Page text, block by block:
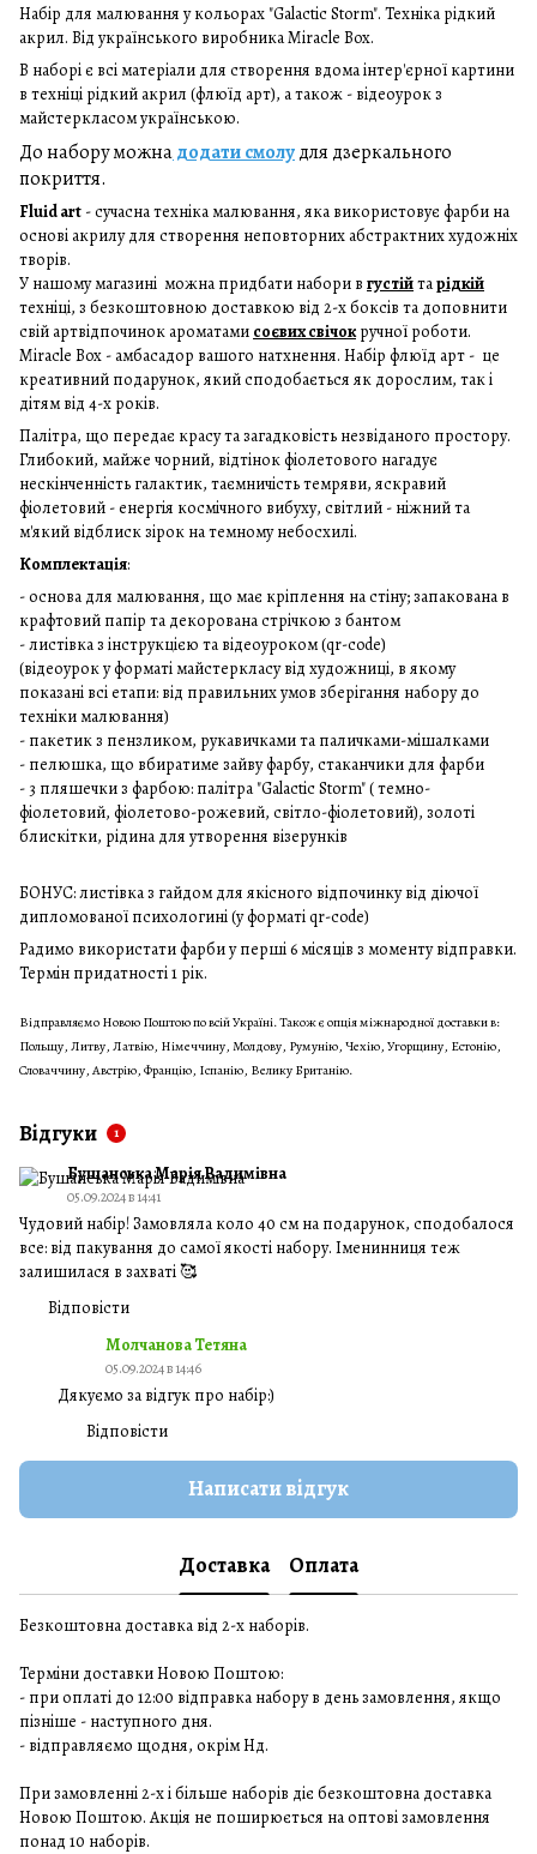
Набір для малювання у кольорах "Galactic Storm". Техніка рідкий
акрил. Від українського виробника Miracle Box.
В наборі є всі матеріали для створення вдома інтер'єрної картини
в техніці рідкий акрил (флюїд арт), а також - відеоурок з
майстеркласом українською.
До набору можнадодати смолудля дзеркального
покриття.
Fluid art - сучасна техніка малювання, яка використовує фарби на
основі акрилу для створення неповторних абстрактних художніх
творів.
У нашомумагазині можна придбати набори в густійтарідкій
техніці, з безкоштовною доставкою від 2-х боксів та доповнити
свій артвідпочинок ароматами соєвих свічокручної роботи.
Miracle Box - амбасадор вашого натхнення. Набір флюїд арт - це
креативний подарунок, який сподобається як дорослим, так і
дітям від 4-х років.
Палітра, що передає красу та загадковість незвіданого простору.
Глибокий, майже чорний, відтінок фіолетового нагадує
нескінченність галактик, таємничість темряви, яскравий
фіолетовий - енергія космічного вибуху, світлий - ніжний та
м'який відблиск зірок на темному небосхилі.
Комплектація:
- основа для малювання, що має кріплення на стіну; запакована в
крафтовий папір та декорована стрічкою з бантом
- листівка з інструкцією та відеоуроком (qr-code)
(відеоурок у форматі майстеркласу від художниці, в якому
показані всі етапи: від правильних умов зберігання набору до
техніки малювання)
- пакетик з пензликом, рукавичками та паличками-мішалками
- пелюшка, що вбиратиме зайву фарбу, стаканчики для фарби
- 3 пляшечки з фарбою: палітра "Galactic Storm" ( темно-
фіолетовий, фіолетово-рожевий, світло-фіолетовий), золоті
блискітки, рідина для утворення візерунків
БОНУС: листівка з гайдом для якісного відпочинку від діючої
дипломованої психологині (у форматі qr-code)
Радимо використати фарби у перші 6 місяців з моменту відправки.
Термін придатності 1 рік.
Відправляємо Новою Поштою по всій Україні. Також є опція міжнародної доставки в:
Польщу, Литву, Латвію, Німеччину, Молдову, Румунію, Чехію, Угорщину, Естонію,
Словаччину, Австрію, Францію, Іспанію, Велику Британію.
Відгуки 1
Бушанська Марія Вадимівна
05.09.2024 в 14:41
Чудовий набір! Замовляла коло 40 см на подарунок, сподобалося
все: від пакування до самої якості набору. Іменинниця теж
залишилася в захваті 🥰
Відповісти
Молчанова Тетяна
05.09.2024 в 14:46
Дякуємо за відгук про набір:)
Відповісти
Написати відгук
Доставка Оплата
Безкоштовна доставка від 2-х наборів.
Терміни доставки Новою Поштою:
- при оплаті до 12:00 відправка набору в день замовлення, якщо
пізніше - наступного дня.
- відправляємо щодня, окрім Нд.
При замовленні 2-х і більше наборів діє безкоштовна доставка
Новою Поштою. Акція не поширюється на оптові замовлення
понад 10 наборів.